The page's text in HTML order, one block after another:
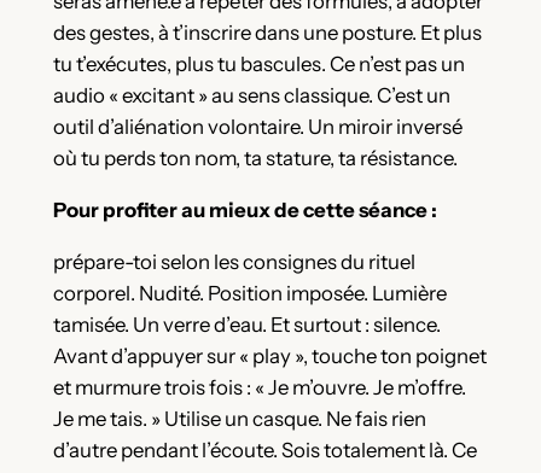
des gestes, à t’inscrire dans une posture. Et plus
tu t’exécutes, plus tu bascules. Ce n’est pas un
audio « excitant » au sens classique. C’est un
outil d’aliénation volontaire. Un miroir inversé
où tu perds ton nom, ta stature, ta résistance.
Pour profiter au mieux de cette séance :
prépare-toi selon les consignes du rituel
corporel. Nudité. Position imposée. Lumière
tamisée. Un verre d’eau. Et surtout : silence.
Avant d’appuyer sur « play », touche ton poignet
et murmure trois fois : « Je m’ouvre. Je m’offre.
Je me tais. » Utilise un casque. Ne fais rien
d’autre pendant l’écoute. Sois totalement là. Ce